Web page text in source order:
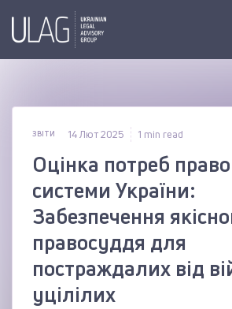
ЗВІТИ 14 Лют 2025 1 min read
Оцінка потреб
системи України:
Забезпечення
правосуддя для
постраждалих від
уцілілих